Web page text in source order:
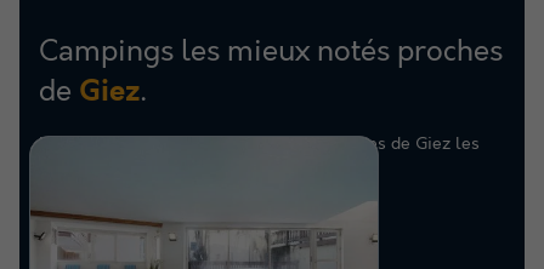
Campings les mieux notés proches
de Giez.
Retrouvez la sélection de campings proches de Giez les